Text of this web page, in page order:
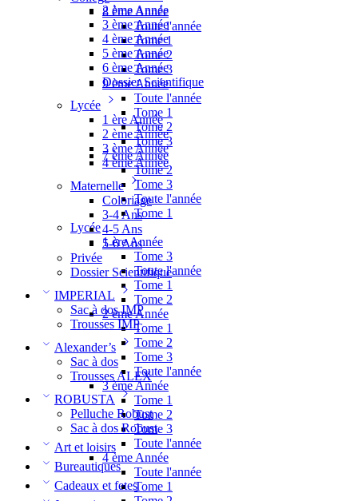
2 ème Année
3 ème Année
4 ème Année
5 ème Année
6 ème Année
Dossier Scientifique
Lycée
1 ère Année
2 ème Année
3 ème Année
4 ème Année
Maternelle
Coloriage
3-4 Ans
4-5 Ans
5-6 Ans
Privée
Dossier Scientifique
IMPERIAL
Sac à dos IMP
Trousses IMP
Alexander’s
Sac à dos
Trousses ALEX
ROBUSTA
Pelluche Robust
Sac à dos Robust
Art et loisirs
Bureautiques
Cadeaux et fetes
8 ème Année
Toute l'année
Tome 1
Tome 2
Tome 3
9 ème Année
Toute l'année
Tome 1
Tome 2
Tome 3
7 ème Année
Tome 2
Tome 3
Toute l'année
Tome 1
Lycée
1 ère Année
Tome 3
Toute l'année
Tome 1
Tome 2
2 ème Année
Tome 1
Tome 2
Tome 3
Toute l'année
3 ème Année
Tome 1
Tome 2
Tome 3
Toute l'année
4 ème Année
Toute l'année
Tome 1